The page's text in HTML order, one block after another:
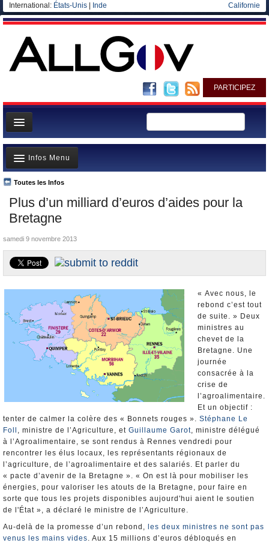
International: États-Unis Inde Californie
PARTICIPEZ
Page d'accueil
Infos
Gouvernement
Ministères/Directions
Blog
Elections européennes
Plus d’un milliard d’euros d’aides pour la
Bretagne
Toutes les Infos
Infos Menu
A la Une
Polémiques
Où va l’argent?
La France et le Monde
Nominations et Démissions
Elections européennes
Infos insolites
samedi 9 novembre 2013
« Avec nous, le
rebond c’est tout
de suite. » Deux
ministres au
chevet de la
Bretagne. Une
journée
consacrée à la
crise de
l’agroalimentaire.
Et un objectif :
tenter de calmer la colère des « Bonnets rouges ». Stéphane Le
Foll , ministre de l’Agriculture, et Guillaume Garot, ministre délégué
à l’Agroalimentaire, se sont rendus à Rennes vendredi pour
rencontrer les élus locaux, les représentants régionaux de
l’agriculture, de l’agroalimentaire et des salariés. Et parler du
« pacte d’avenir de la Bretagne ». « On est là pour mobiliser les
énergies, pour valoriser les atouts de la Bretagne, pour faire en
sorte que tous les projets disponibles aujourd'hui aient le soutien
de l'État », a déclaré le ministre de l’Agriculture.
Au-delà de la promesse d’un rebond,
les deux ministres ne sont pas
venus les mains vides. Aux 15 millions d’euros débloqués en